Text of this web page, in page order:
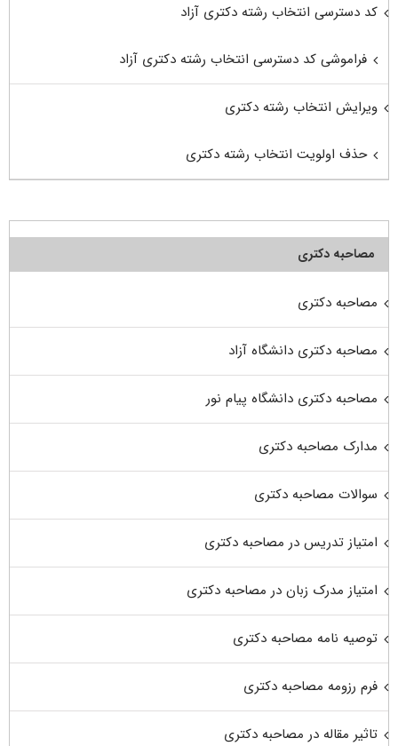
کد دسترسی انتخاب رشته دکتری آزاد
فراموشی کد دسترسی انتخاب رشته دکتری آزاد
ویرایش انتخاب رشته دکتری
حذف اولویت انتخاب رشته دکتری
مصاحبه دکتری
مصاحبه دکتری
مصاحبه دکتری دانشگاه آزاد
مصاحبه دکتری دانشگاه پیام نور
مدارک مصاحبه دکتری
سوالات مصاحبه دکتری
امتیاز تدریس در مصاحبه دکتری
امتیاز مدرک زبان در مصاحبه دکتری
توصیه نامه مصاحبه دکتری
فرم رزومه مصاحبه دکتری
تاثیر مقاله در مصاحبه دکتری